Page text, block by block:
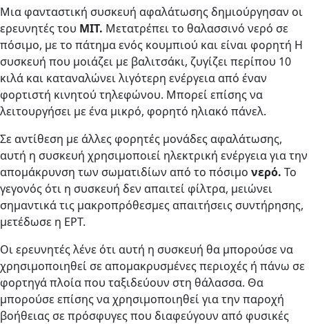
Μια φανταστική συσκευή αφαλάτωσης δημιούργησαν οι
ερευνητές του MIT. Μετατρέπει το θαλασσινό νερό σε
πόσιμο, με το πάτημα ενός κουμπιού και είναι φορητή Η
συσκευή που μοιάζει με βαλιτσάκι, ζυγίζει περίπου 10
κιλά και καταναλώνει λιγότερη ενέργεια από έναν
φορτιστή κινητού τηλεφώνου. Μπορεί επίσης να
λειτουργήσει με ένα μικρό, φορητό ηλιακό πάνελ.
Σε αντίθεση με άλλες φορητές μονάδες αφαλάτωσης,
αυτή η συσκευή χρησιμοποιεί ηλεκτρική ενέργεια για την
απομάκρυνση των σωματιδίων από το πόσιμο νερό. Το
γεγονός ότι η συσκευή δεν απαιτεί φίλτρα, μειώνει
σημαντικά τις μακροπρόθεσμες απαιτήσεις συντήρησης,
μετέδωσε η ΕΡΤ.
Οι ερευνητές λένε ότι αυτή η συσκευή θα μπορούσε να
χρησιμοποιηθεί σε απομακρυσμένες περιοχές ή πάνω σε
φορτηγά πλοία που ταξιδεύουν στη θάλασσα. Θα
μπορούσε επίσης να χρησιμοποιηθεί για την παροχή
βοήθειας σε πρόσφυγες που διαφεύγουν από φυσικές